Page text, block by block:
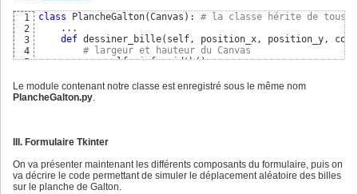
12
13
14
15
        self.hauteur_colonnes = nb_niveaux
# dessine la planche de Galton avec nb_niveaux
        self.redessiner
()
1
2
3
4
5
7
8
12
14
15
16
class PlancheGalton(Canvas ) : # la classe hérite de tous
    ...
def dessiner_bille( self, position_x, position_y,
# largeur et hauteur du Canvas
        w = self.winfo_width
()
# valeurs mini et maxi sur le Canvas suivant x
# fonction de conversion des x et des y par
        ty =
lambda y: h * (y - min_y)/( -min_y + max_y)
# l'écart entre 2 clous horizontaux sur la
Le module contenant notre classe est enregistré sous le même nom
PlancheGalton.py.
III. Formulaire Tkinter
On va présenter maintenant les différents composants du formulaire, puis on
va décrire le code permettant de simuler le déplacement aléatoire des billes
sur le planche de Galton.